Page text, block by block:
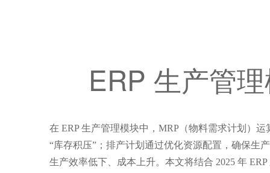
ERP 生产管
在 ERP 生产管理模块中，MRP（物料需求计划）
“库存积压”；排产计划通过优化资源配置，确保生
生产效率低下、成本上升。本文将结合 2025 年